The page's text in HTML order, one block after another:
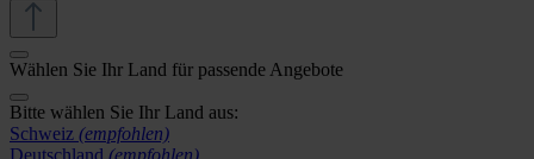
Wählen Sie Ihr Land für passende Angebote
Bitte wählen Sie Ihr Land aus:
Schweiz (empfohlen)